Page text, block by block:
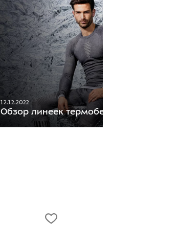
12.12.2022
Обзор линеек термобелья UYN